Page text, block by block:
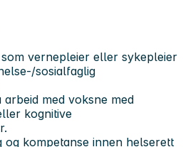
vernepleier eller sykepleier
sosialfaglig
med voksne med
kognitive
og kompetanse innen helserett